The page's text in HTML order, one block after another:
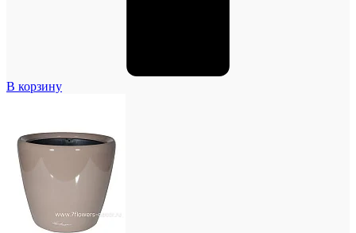
В корзину